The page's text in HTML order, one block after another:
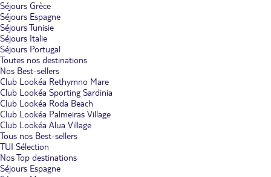
Séjours Grèce
Séjours Espagne
Séjours Tunisie
Séjours Italie
Séjours Portugal
Toutes nos destinations
Nos Best-sellers
Club Lookéa Rethymno Mare
Club Lookéa Sporting Sardinia
Club Lookéa Roda Beach
Club Lookéa Palmeiras Village
Club Lookéa Alua Village
Tous nos Best-sellers
TUI Sélection
Nos Top destinations
Séjours Espagne